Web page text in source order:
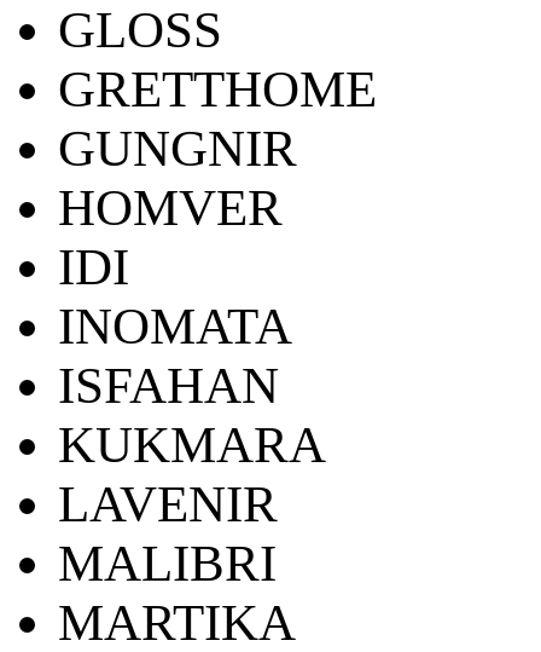
GLOSS
GRETTHOME
GUNGNIR
HOMVER
IDI
INOMATA
ISFAHAN
KUKMARA
LAVENIR
MALIBRI
MARTIKA